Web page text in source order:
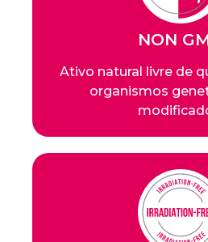
NON
Ativo natural livre de
organismos